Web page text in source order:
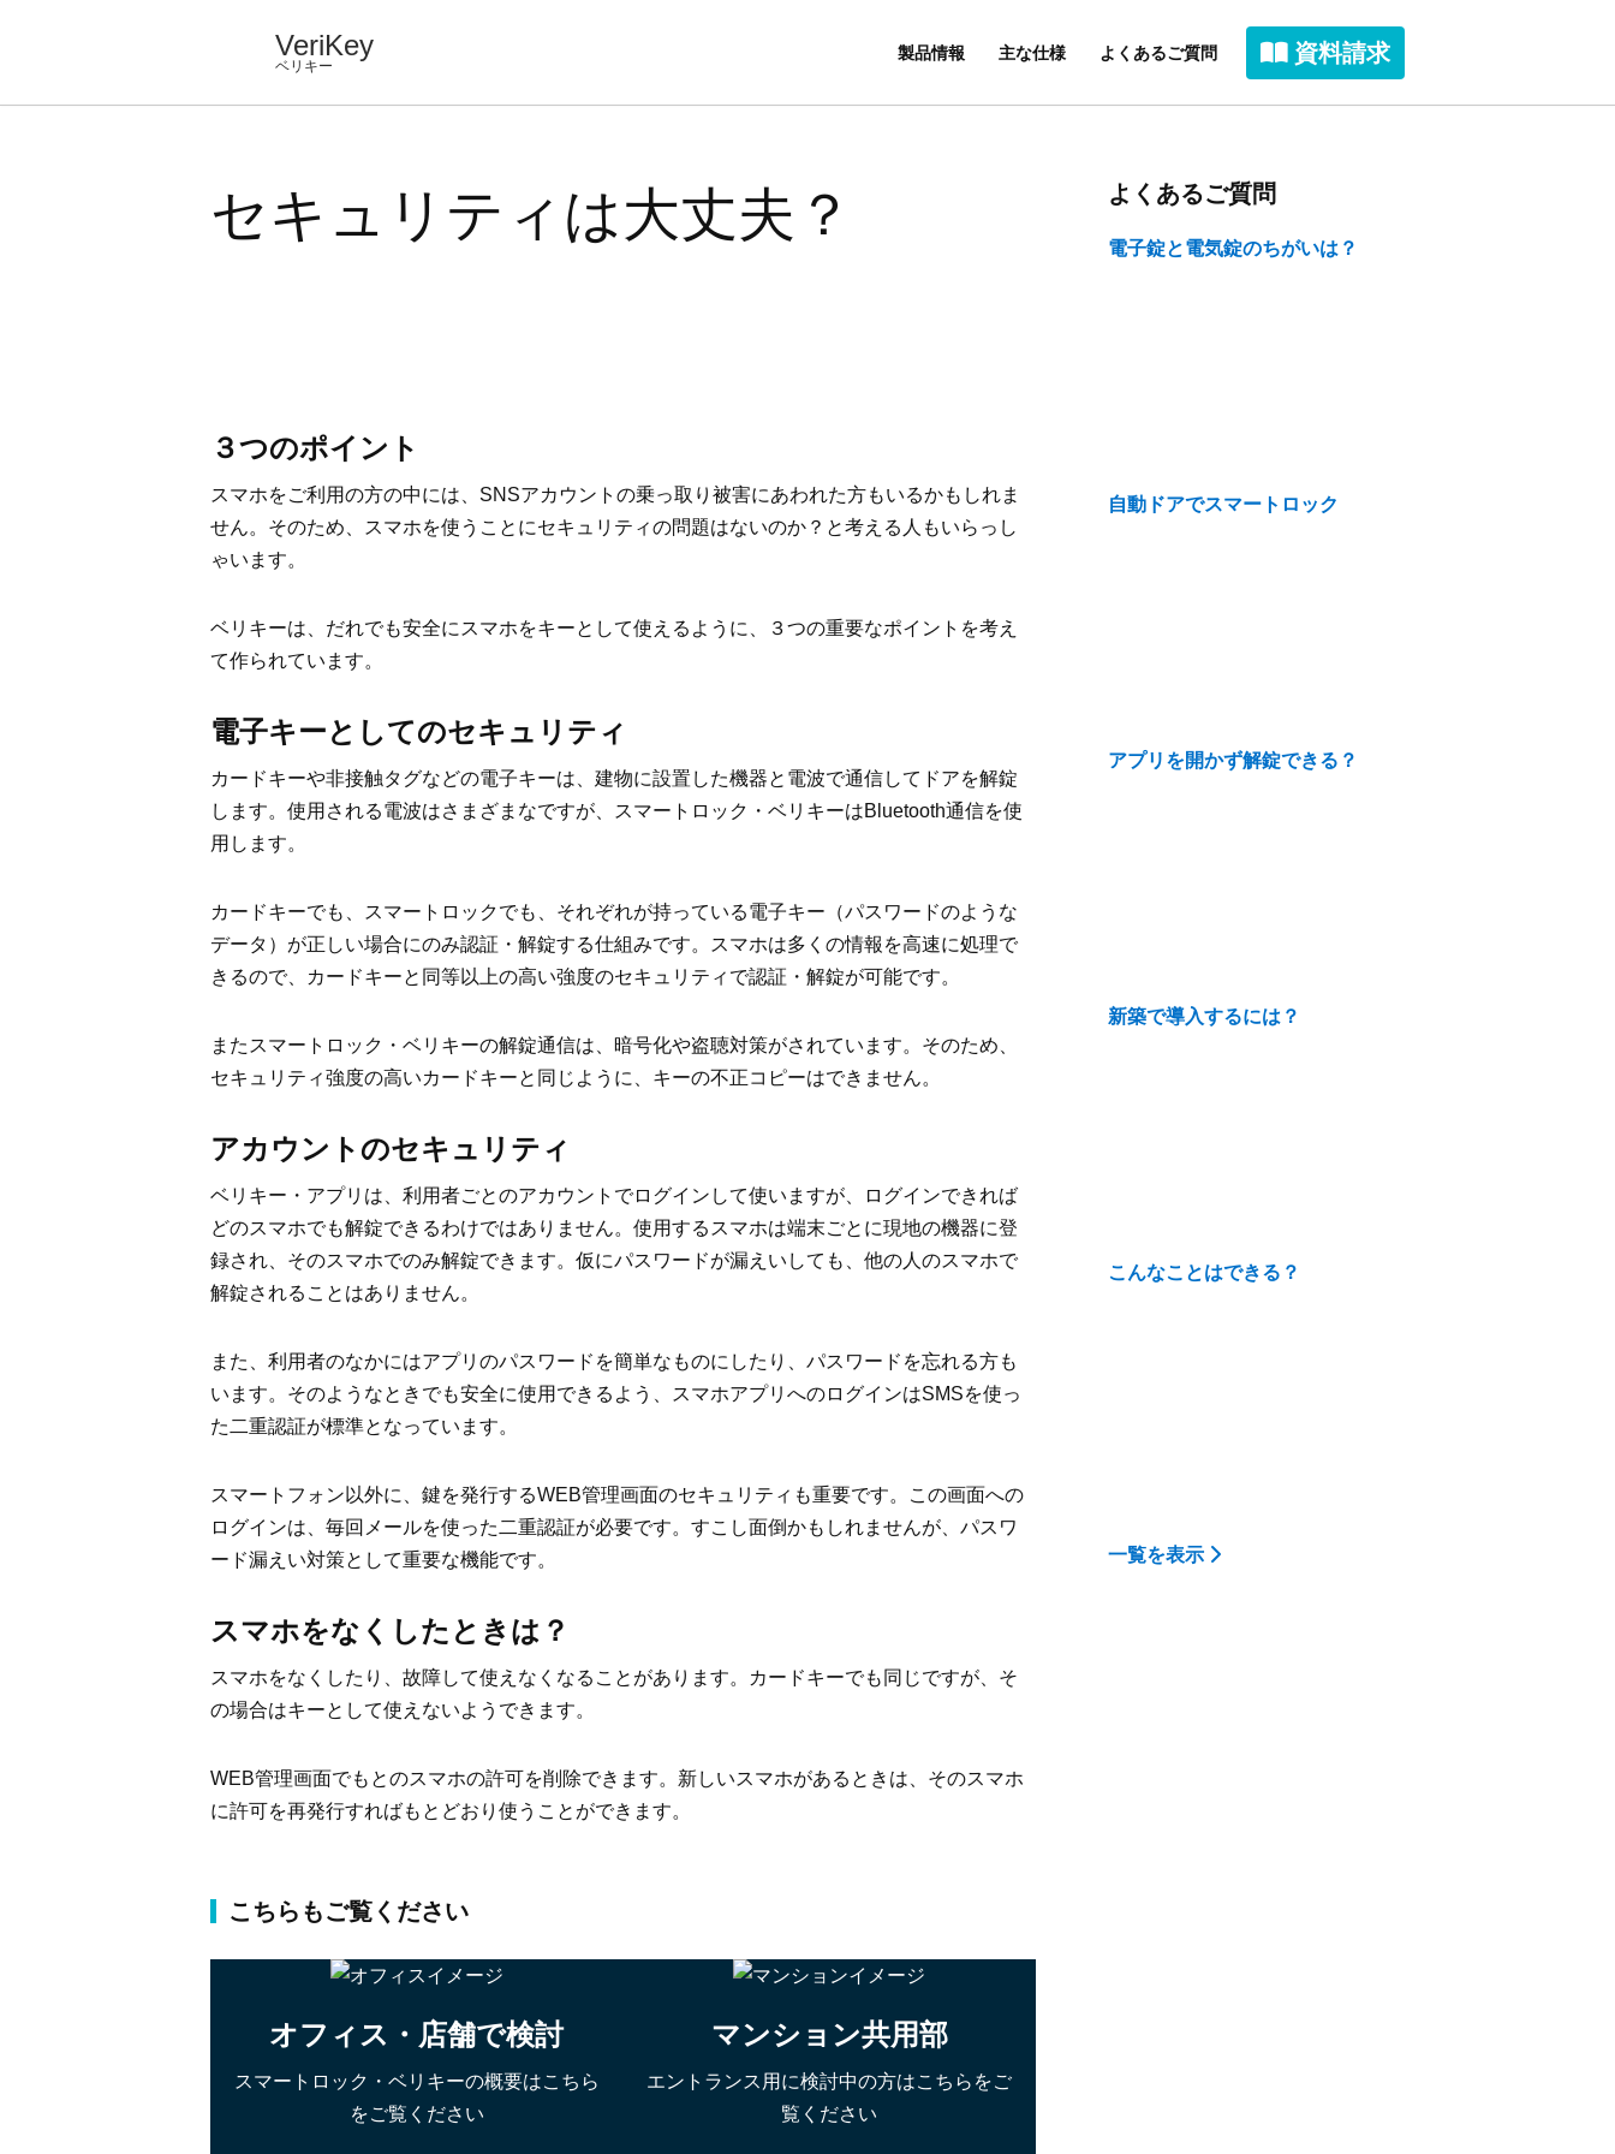
VeriKey
ベリキー
製品情報 主な仕様 よくあるご質問 資料請求
セキュリティは大丈夫？
３つのポイント
スマホをご利用の方の中には、SNSアカウントの乗っ取り被害にあわれた方もいるかもしれま
せん。そのため、スマホを使うことにセキュリティの問題はないのか？と考える人もいらっし
ゃいます。
ベリキーは、だれでも安全にスマホをキーとして使えるように、３つの重要なポイントを考え
て作られています。
電子キーとしてのセキュリティ
カードキーや非接触タグなどの電子キーは、建物に設置した機器と電波で通信してドアを解錠
します。使用される電波はさまざまなですが、スマートロック・ベリキーはBluetooth通信を使
用します。
カードキーでも、スマートロックでも、それぞれが持っている電子キー（パスワードのような
データ）が正しい場合にのみ認証・解錠する仕組みです。スマホは多くの情報を高速に処理で
きるので、カードキーと同等以上の高い強度のセキュリティで認証・解錠が可能です。
またスマートロック・ベリキーの解錠通信は、暗号化や盗聴対策がされています。そのため、
セキュリティ強度の高いカードキーと同じように、キーの不正コピーはできません。
アカウントのセキュリティ
ベリキー・アプリは、利用者ごとのアカウントでログインして使いますが、ログインできれば
どのスマホでも解錠できるわけではありません。使用するスマホは端末ごとに現地の機器に登
録され、そのスマホでのみ解錠できます。仮にパスワードが漏えいしても、他の人のスマホで
解錠されることはありません。
また、利用者のなかにはアプリのパスワードを簡単なものにしたり、パスワードを忘れる方も
います。そのようなときでも安全に使用できるよう、スマホアプリへのログインはSMSを使っ
た二重認証が標準となっています。
スマートフォン以外に、鍵を発行するWEB管理画面のセキュリティも重要です。この画面への
ログインは、毎回メールを使った二重認証が必要です。すこし面倒かもしれませんが、パスワ
ード漏えい対策として重要な機能です。
スマホをなくしたときは？
スマホをなくしたり、故障して使えなくなることがあります。カードキーでも同じですが、そ
の場合はキーとして使えないようできます。
WEB管理画面でもとのスマホの許可を削除できます。新しいスマホがあるときは、そのスマホ
に許可を再発行すればもとどおり使うことができます。
こちらもご覧ください
オフィス・店舗で検討
スマートロック・ベリキーの概要はこちら
をご覧ください
マンション共用部
エントランス用に検討中の方はこちらをご
覧ください
よくあるご質問
電子錠と電気錠のちがいは？
自動ドアでスマートロック
アプリを開かず解錠できる？
新築で導入するには？
こんなことはできる？
一覧を表示